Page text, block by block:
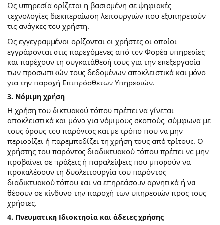
Ως υπηρεσία ορίζεται η βασισμένη σε ψηφιακές
τεχνολογίες διεκπεραίωση λειτουργιών που εξυπηρετούν
τις ανάγκες του χρήστη.
Ως εγγεγραμμένοι ορίζονται οι χρήστες οι οποίοι
εγγράφονται στις παρεχόμενες από τον Φορέα υπηρεσίες
και παρέχουν τη συγκατάθεσή τους για την επεξεργασία
των προσωπικών τους δεδομένων αποκλειστικά και μόνο
για την παροχή Επιπρόσθετων Υπηρεσιών.
3. Νόμιμη χρήση
Η χρήση του δικτυακού τόπου πρέπει να γίνεται
αποκλειστικά και μόνο για νόμιμους σκοπούς, σύμφωνα με
τους όρους του παρόντος και με τρόπο που να μην
περιορίζει ή παρεμποδίζει τη χρήση τους από τρίτους. Ο
χρήστης του παρόντος διαδικτυακού τόπου πρέπει να μην
προβαίνει σε πράξεις ή παραλείψεις που μπορούν να
προκαλέσουν τη δυσλειτουργία του παρόντος
διαδικτυακού τόπου και να επηρεάσουν αρνητικά ή να
θέσουν σε κίνδυνο την παροχή των υπηρεσιών προς τους
χρήστες.
4. Πνευματική Ιδιοκτησία και άδειες χρήσης